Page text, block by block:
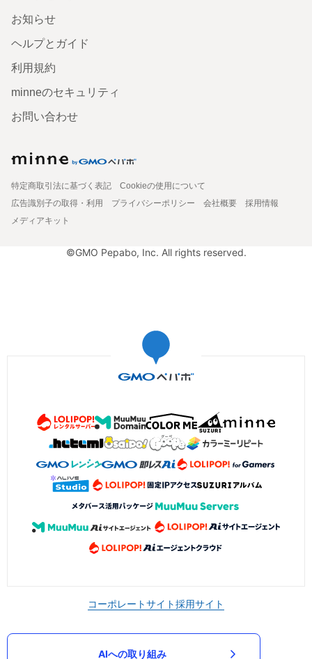
お知らせ
ヘルプとガイド
利用規約
minneのセキュリティ
お問い合わせ
特定商取引法に基づく表記
Cookieの使用について
広告識別子の取得・利用
プライバシーポリシー 会社概要
採用情報
メディアキット
©GMO Pepabo, Inc. All rights reserved.
コーポレートサイト採用サイト
AIへの取り組み